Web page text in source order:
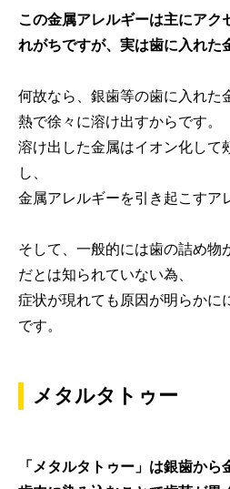
この金属アレルギーは主にアク
れがちですが、実は歯に入れた
何故なら、銀歯等の歯に入れた
熱で徐々に溶け出すからです。
溶け出した金属はイオン化して
し、
金属アレルギーを引き起こすア
そして、一般的には歯の詰め物
だとは知られていない為、
症状が現れても原因が明らかに
です。
メタルタトゥー
「メタルタトゥー」は銀歯から